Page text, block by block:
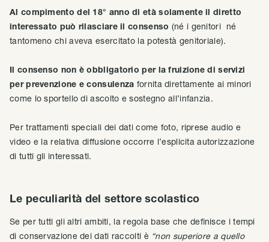
Al compimento del 18° anno di età solamente il diretto
interessato può rilasciare il consenso (né i genitori né
tantomeno chi aveva esercitato la potestà genitoriale).
Il consenso non è obbligatorio per la fruizione di servizi
per prevenzione e consulenza fornita direttamente ai minori
come lo sportello di ascolto e sostegno all’infanzia.
Per trattamenti speciali dei dati come foto, riprese audio e
video e la relativa diffusione occorre l’esplicita autorizzazione
di tutti gli interessati.
Le peculiarità del settore scolastico
Se per tutti gli altri ambiti, la regola base che definisce i tempi
di conservazione dei dati raccolti è “non superiore a quello